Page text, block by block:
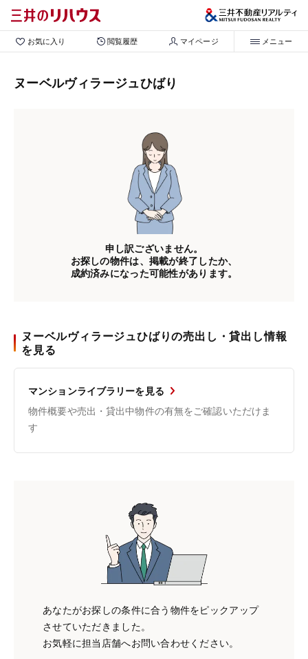
お気に入り 閲覧履歴 マイページ メニュー
ヌーベルヴィラージュひばり
申し訳ございません。
お探しの物件は、掲載が終了したか、
成約済みになった可能性があります。
ヌーベルヴィラージュひばりの売出し・貸出し情報
を見る
マンションライブラリーを見る
物件概要や売出・貸出中物件の有無をご確認いただけま
す
あなたがお探しの条件に合う物件をピックアップ
させていただきました。
お気軽に担当店舗へお問い合わせください。